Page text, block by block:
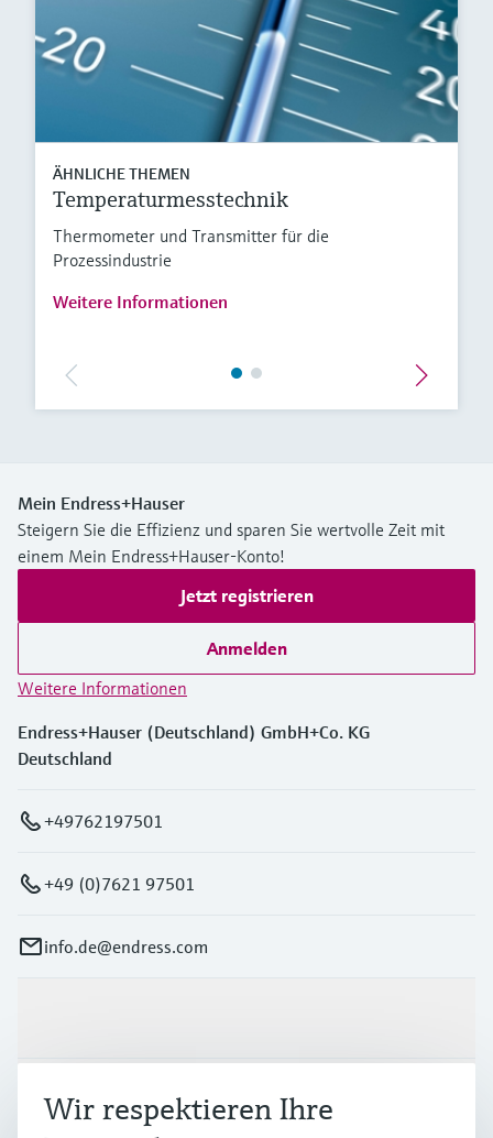
ÄHNLICHE THEMEN
Temperaturmesstechnik
Thermometer und Transmitter für die
Prozessindustrie
Weitere Informationen
Mein Endress+Hauser
Steigern Sie die Effizienz und sparen Sie wertvolle Zeit mit
einem Mein Endress+Hauser-Konto!
Jetzt registrieren
Anmelden
Weitere Informationen
Endress+Hauser (Deutschland) GmbH+Co. KG
Deutschland
+49762197501
+49 (0)7621 97501
info.de@endress.com
Branchen
Wir respektieren Ihre